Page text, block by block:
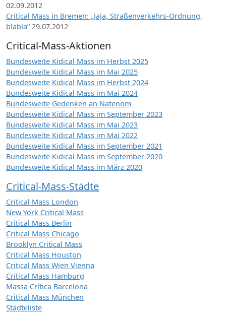
02.09.2012
Critical Mass in Bremen: „Jaja, Straßenverkehrs-Ordnung,
blabla“ 29.07.2012
Critical-Mass-Aktionen
Bundesweite Kidical Mass im Herbst 2025
Bundesweite Kidical Mass im Mai 2025
Bundesweite Kidical Mass im Herbst 2024
Bundesweite Kidical Mass im Mai 2024
Bundesweite Gedenken an Natenom
Bundesweite Kidical Mass im September 2023
Bundesweite Kidical Mass im Mai 2023
Bundesweite Kidical Mass im Mai 2022
Bundesweite Kidical Mass im September 2021
Bundesweite Kidical Mass im September 2020
Bundesweite Kidical Mass im März 2020
Critical-Mass-Städte
Critical Mass London
New York Critical Mass
Critical Mass Berlin
Critical Mass Chicago
Brooklyn Critical Mass
Critical Mass Houston
Critical Mass Wien Vienna
Critical Mass Hamburg
Massa Crítica Barcelona
Critical Mass München
Städteliste